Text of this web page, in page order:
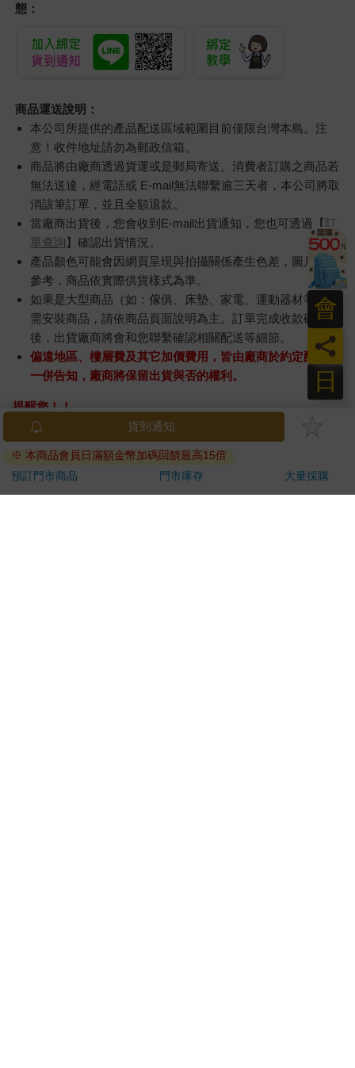
態：
商品運送說明：
本公司所提供的產品配送區域範圍目前僅限台灣本島。注
意！收件地址請勿為郵政信箱。
商品將由廠商透過貨運或是郵局寄送。消費者訂購之商品若
無法送達，經電話或 E-mail無法聯繫逾三天者，本公司將取
消該筆訂單，並且全額退款。
當廠商出貨後，您會收到E-mail出貨通知，您也可透過【訂
單查詢】確認出貨情況。
產品顏色可能會因網頁呈現與拍攝關係產生色差，圖片僅供
參考，商品依實際供貨樣式為準。
如果是大型商品（如：傢俱、床墊、家電、運動器材等）及
需安裝商品，請依商品頁面說明為主。訂單完成收款確認
後，出貨廠商將會和您聯繫確認相關配送等細節。
偏遠地區、樓層費及其它加價費用，皆由廠商於約定配送時
一併告知，廠商將保留出貨與否的權利。
提醒您！！
金石堂及銀行均不會請您操作ATM! 如接獲電話要求您前往
ATM提款機，請不要聽從指示，以免受騙上當！
退換貨須知：
**提醒您，鑑賞期不等於試用期，退回商品須為全新狀態**
日
員
會